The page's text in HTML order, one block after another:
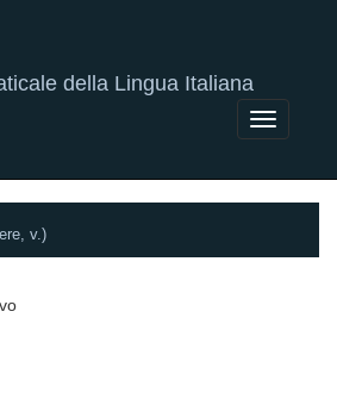
della Lingua Italiana
Toggle
v.)